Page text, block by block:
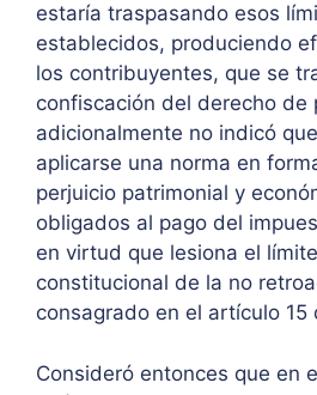
estaría traspasando esos
establecidos, produciendo
los contribuyentes, que se
confiscación del derecho de
adicionalmente no indicó
aplicarse una norma en
perjuicio patrimonial y
obligados al pago del
en virtud que lesiona el
constitucional de la no
consagrado en el artículo 15
Consideró entonces que en